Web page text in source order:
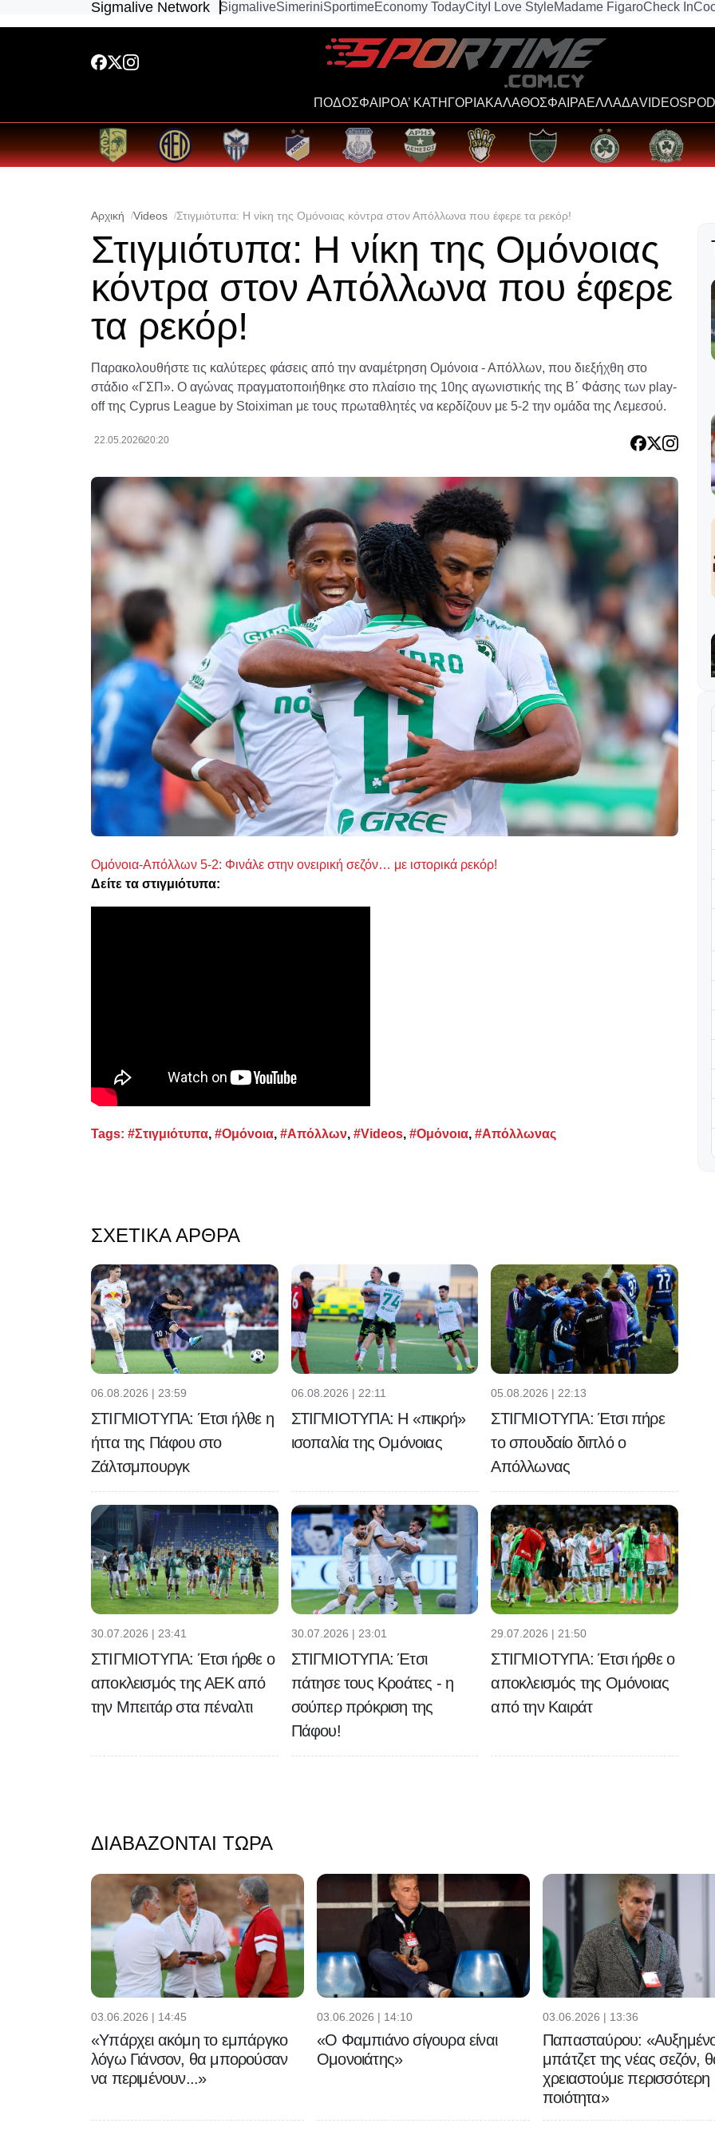
Sigmalive Network SigmaliveSimeriniSportimeEconomy TodayCity I Love StyleMadame FigaroCheck In
ΠΟΔΟΣΦΑΙΡΟΑ’ ΚΑΤΗΓΟΡΙΑΚΑΛΑΘΟΣΦΑΙΡΑΕΛΛΑΔΑVIDEOS
Αρχική Videos Στιγμιότυπα: Η νίκη της Ομόνοιας κόντρα στον Απόλλωνα που έφερε τα ρεκόρ!
Στιγμιότυπα: Η νίκη της Ομόνοιας
κόντρα στον Απόλλωνα που έφερε
τα ρεκόρ!
Παρακολουθήστε τις καλύτερες φάσεις από την αναμέτρηση Ομόνοια - Απόλλων, που διεξήχθη στο
στάδιο «ΓΣΠ». Ο αγώνας πραγματοποιήθηκε στο πλαίσιο της 10ης αγωνιστικής της Β΄ Φάσης των play-
off της Cyprus League by Stoiximan με τους πρωταθλητές να κερδίζουν με 5-2 την ομάδα της Λεμεσού.
22.05.202620:20
Ομόνοια-Απόλλων 5-2: Φινάλε στην ονειρική σεζόν… με ιστορικά ρεκόρ!
Δείτε τα στιγμιότυπα:
Tags: #Στιγμιότυπα, #Ομόνοια, #Απόλλων, #Videos, #Ομόνοια, #Απόλλωνας
ΣΧΕΤΙΚΆ ΆΡΘΡΑ
06.08.2026 | 23:59
ΣΤΙΓΜΙΟΤΥΠΑ: Έτσι ήλθε η
ήττα της Πάφου στο
Ζάλτσμπουργκ
06.08.2026 | 22:11
ΣΤΙΓΜΙΟΤΥΠΑ: Η «πικρή»
ισοπαλία της Ομόνοιας
05.08.2026 | 22:13
ΣΤΙΓΜΙΟΤΥΠΑ: Έτσι πήρε
το σπουδαίο διπλό ο
Απόλλωνας
30.07.2026 | 23:41
ΣΤΙΓΜΙΟΤΥΠΑ: Έτσι ήρθε ο
αποκλεισμός της ΑΕΚ από
την Μπειτάρ στα πέναλτι
30.07.2026 | 23:01
ΣΤΙΓΜΙΟΤΥΠΑ: Έτσι
πάτησε τους Κροάτες - η
σούπερ πρόκριση της
Πάφου!
29.07.2026 | 21:50
ΣΤΙΓΜΙΟΤΥΠΑ: Έτσι ήρθε ο
αποκλεισμός της Ομόνοιας
από την Καιράτ
ΔΙΑΒΆΖΟΝΤΑΙ ΤΏΡΑ
03.06.2026 | 14:45
«Υπάρχει ακόμη το εμπάργκο
λόγω Γιάνσον, θα μπορούσαν
να περιμένουν...»
03.06.2026 | 14:10
«Ο Φαμπιάνο σίγουρα είναι
Ομονοιάτης»
03.06.2026 | 13:36
Παπασταύρου:
μπάτζετ της νέας σεζόν,
χρειαστούμε περισσότερη
ποιότητα»